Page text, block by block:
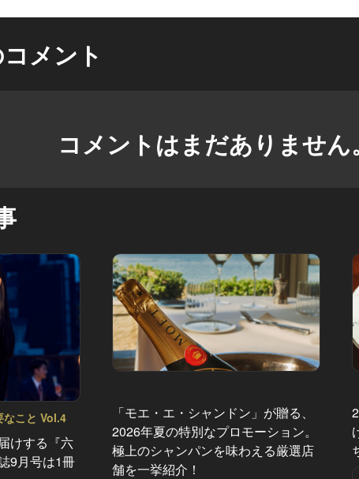
メント
コメントはまだありません。
なこと Vol.4
けする『六
9月号は1冊
「モエ・エ・シャンドン」が贈る、
2026年夏の特別なプロモーション。
極上のシャンパンを味わえる厳選店
舗を一挙紹介！